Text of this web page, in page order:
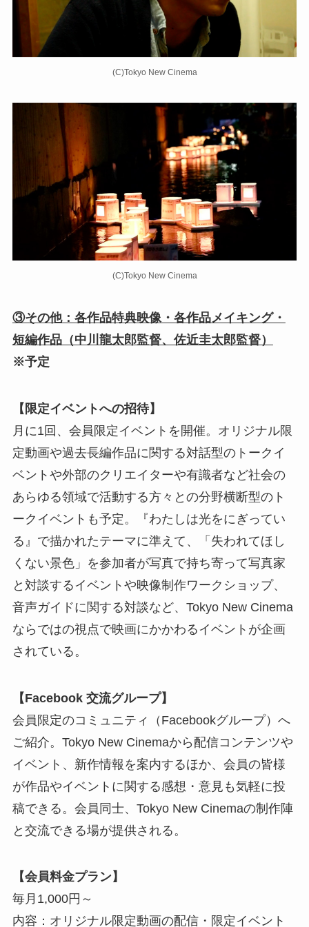
(C)Tokyo New Cinema
(C)Tokyo New Cinema
③その他：各作品特典映像・各作品メイキング・
短編作品（中川龍太郎監督、佐近圭太郎監督）
※予定
【限定イベントへの招待】
月に1回、会員限定イベントを開催。オリジナル限
定動画や過去長編作品に関する対話型のトークイ
ベントや外部のクリエイターや有識者など社会の
あらゆる領域で活動する方々との分野横断型のト
ークイベントも予定。『わたしは光をにぎってい
る』で描かれたテーマに準えて、「失われてほし
くない景色」を参加者が写真で持ち寄って写真家
と対談するイベントや映像制作ワークショップ、
音声ガイドに関する対談など、Tokyo New Cinema
ならではの視点で映画にかかわるイベントが企画
されている。
【Facebook 交流グループ】
会員限定のコミュニティ（Facebookグループ）へ
ご紹介。Tokyo New Cinemaから配信コンテンツや
イベント、新作情報を案内するほか、会員の皆様
が作品やイベントに関する感想・意見も気軽に投
稿できる。会員同士、Tokyo New Cinemaの制作陣
と交流できる場が提供される。
【会員料金プラン】
毎月1,000円～
内容：オリジナル限定動画の配信・限定イベント